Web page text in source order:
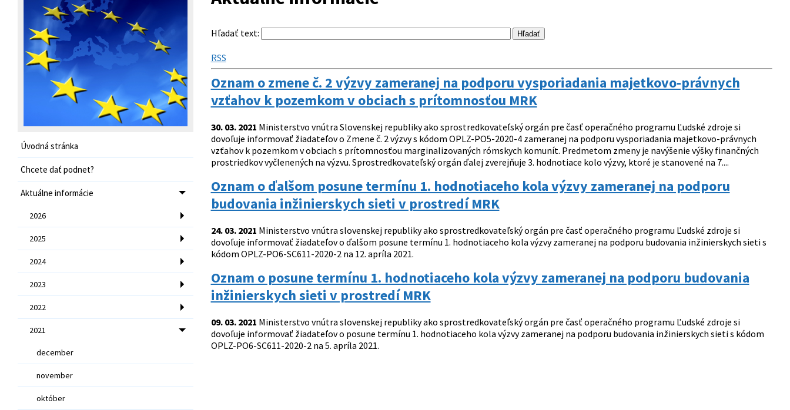
Úvodná stránka
Chcete dať podnet?
Aktuálne informácie
2026
2025
2024
2023
2022
2021
december
november
október
Hľadať text:
RSS
Oznam o zmene č. 2 výzvy zameranej na podporu vysporiadania majetkovo-právnych
vzťahov k pozemkom v obciach s prítomnosťou MRK
30. 03. 2021 Ministerstvo vnútra Slovenskej republiky ako sprostredkovateľský orgán pre časť operačného programu Ľudské zdroje si
dovoľuje informovať žiadateľov o Zmene č. 2 výzvy s kódom OPLZ-PO5-2020-4 zameranej na podporu vysporiadania majetkovo-právnych
vzťahov k pozemkom v obciach s prítomnosťou marginalizovaných rómskych komunít. Predmetom zmeny je navýšenie výšky finančných
prostriedkov vyčlenených na výzvu. Sprostredkovateľský orgán ďalej zverejňuje 3. hodnotiace kolo výzvy, ktoré je stanovené na 7....
Oznam o ďalšom posune termínu 1. hodnotiaceho kola výzvy zameranej na podporu
budovania inžinierskych sieti v prostredí MRK
24. 03. 2021 Ministerstvo vnútra slovenskej republiky ako sprostredkovateľský orgán pre časť operačného programu Ľudské zdroje si
dovoľuje informovať žiadateľov o ďalšom posune termínu 1. hodnotiaceho kola výzvy zameranej na podporu budovania inžinierskych sieti s
kódom OPLZ-PO6-SC611-2020-2 na 12. apríla 2021.
Oznam o posune termínu 1. hodnotiaceho kola výzvy zameranej na podporu budovania
inžinierskych sieti v prostredí MRK
09. 03. 2021 Ministerstvo vnútra slovenskej republiky ako sprostredkovateľský orgán pre časť operačného programu Ľudské zdroje si
dovoľuje informovať žiadateľov o posune termínu 1. hodnotiaceho kola výzvy zameranej na podporu budovania inžinierskych sieti s kódom
OPLZ-PO6-SC611-2020-2 na 5. apríla 2021.